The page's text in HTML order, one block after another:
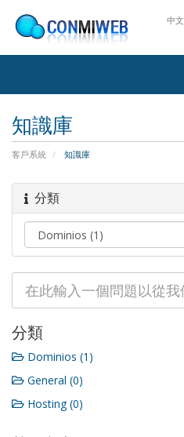
中文
知識庫
客戶系統 知識庫
分類
分類
Dominios (1)
General (0)
Hosting (0)